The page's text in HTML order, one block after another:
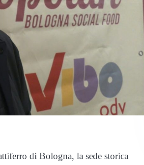
di Bologna, la sede storica